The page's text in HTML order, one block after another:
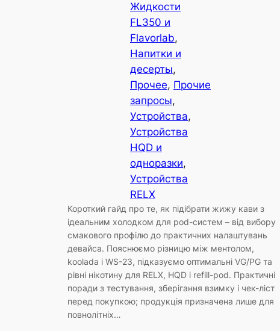
Жидкости
FL350 и
Flavorlab
Напитки и
десерты
Прочее, Прочие
запросы
Устройства
Устройства
HQD и
одноразки
Устройства
RELX
Короткий гайд про те, як підібрати жижу кави з
ідеальним холодком для pod-систем – від вибору
смакового профілю до практичних налаштувань
девайса. Пояснюємо різницю між ментолом,
koolada і WS-23, підказуємо оптимальні VG/PG та
рівні нікотину для RELX, HQD і refill-pod. Практичні
поради з тестування, зберігання взимку і чек-ліст
перед покупкою; продукція призначена лише для
повнолітніх…